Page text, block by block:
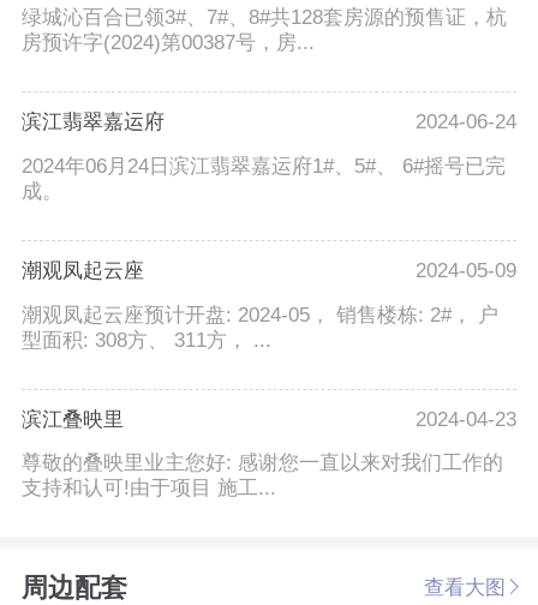
绿城沁百合已领3#、7#、8#共128套房源的预售证，杭
房预许字(2024)第00387号，房...
滨江翡翠嘉运府
2024-06-24
2024年06月24日滨江翡翠嘉运府1#、5#、 6#摇号已完
成。
潮观凤起云座
2024-05-09
潮观凤起云座预计开盘: 2024-05， 销售楼栋: 2#， 户
型面积: 308方、 311方， ...
滨江叠映里
2024-04-23
尊敬的叠映里业主您好: 感谢您一直以来对我们工作的
支持和认可!由于项目 施工...
周边配套 查看大图